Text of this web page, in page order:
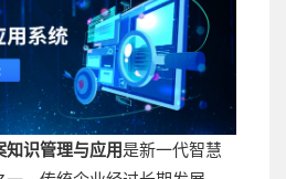
知识管理与应用是新一代智慧